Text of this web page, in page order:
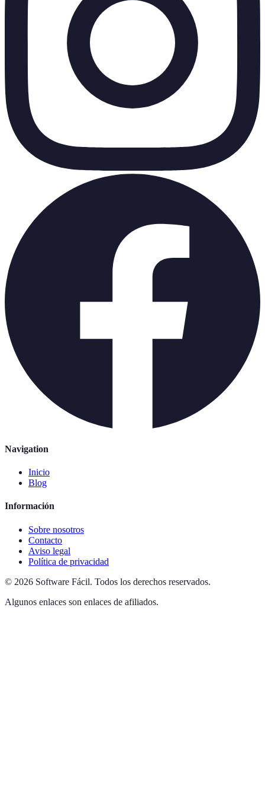
Navigation
Inicio
Blog
Información
Sobre nosotros
Contacto
Aviso legal
Política de privacidad
© 2026 Software Fácil. Todos los derechos reservados.
Algunos enlaces son enlaces de afiliados.